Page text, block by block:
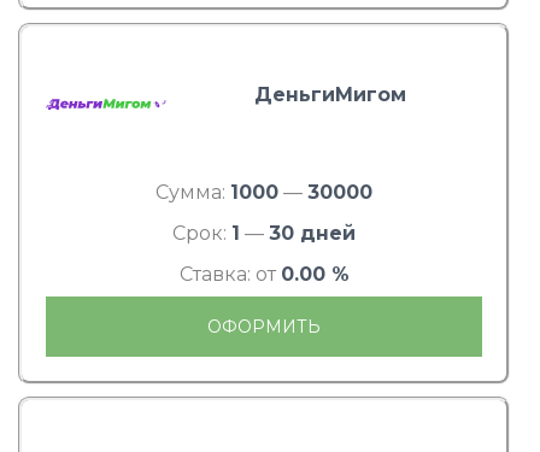
ДеньгиМигом
Сумма: 1000 — 30000
Срок: 1 — 30 дней
Ставка: от 0.00 %
ОФОРМИТЬ